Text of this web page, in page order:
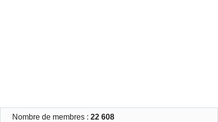
Nombre de membres :22 608